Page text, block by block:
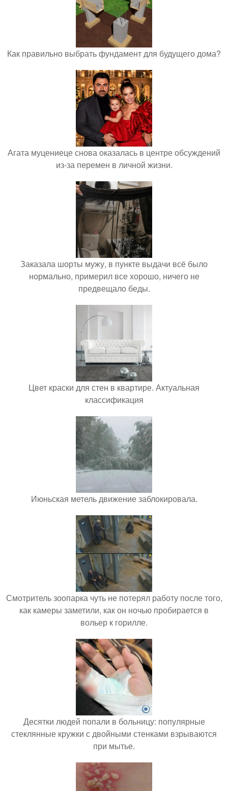
Как правильно выбрать фундамент для будущего дома?
Агата муцениеце снова оказалась в центре обсуждений
из-за перемен в личной жизни.
Заказала шорты мужу, в пункте выдачи всё было
нормально, примерил все хорошо, ничего не
предвещало беды.
Цвет краски для стен в квартире. Актуальная
классификация
Июньская метель движение заблокировала.
Смотритель зоопарка чуть не потерял работу после того,
как камеры заметили, как он ночью пробирается в
вольер к горилле.
Десятки людей попали в больницу: популярные
стеклянные кружки с двойными стенками взрываются
при мытье.